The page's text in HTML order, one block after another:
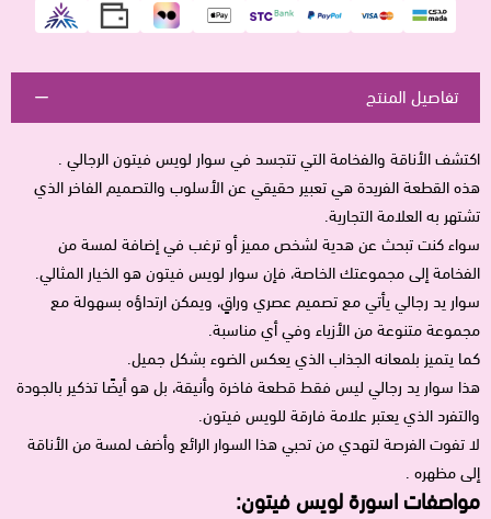
تفاصيل المنتج
اكتشف الأناقة والفخامة التي تتجسد في سوار لويس فيتون الرجالي .
هذه القطعة الفريدة هي تعبير حقيقي عن الأسلوب والتصميم الفاخر الذي
تشتهر به العلامة التجارية.
سواء كنت تبحث عن هدية لشخص مميز أو ترغب في إضافة لمسة من
الفخامة إلى مجموعتك الخاصة، فإن سوار لويس فيتون هو الخيار المثالي.
سوار يد رجالي يأتي مع تصميم عصري وراقٍ، ويمكن ارتداؤه بسهولة مع
مجموعة متنوعة من الأزياء وفي أي مناسبة.
كما يتميز بلمعانه الجذاب الذي يعكس الضوء بشكل جميل.
هذا سوار يد رجالي ليس فقط قطعة فاخرة وأنيقة، بل هو أيضًا تذكير بالجودة
والتفرد الذي يعتبر علامة فارقة للويس فيتون.
لا تفوت الفرصة لتهدي من تحبي هذا السوار الرائع وأضف لمسة من الأناقة
إلى مظهره .
مواصفات اسورة لويس فيتون: